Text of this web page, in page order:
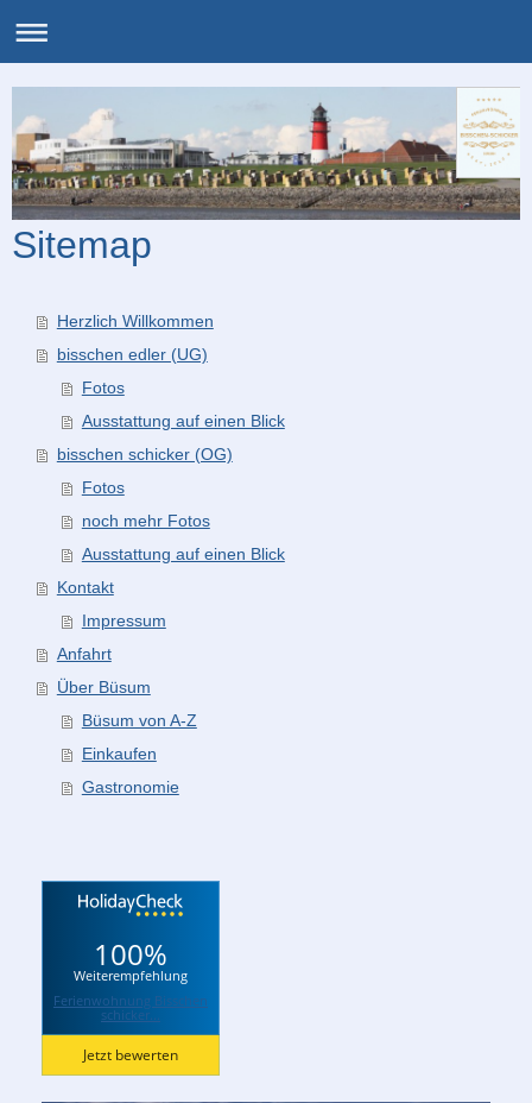
Sitemap
Herzlich Willkommen
bisschen edler (UG)
Fotos
Ausstattung auf einen Blick
bisschen schicker (OG)
Fotos
noch mehr Fotos
Ausstattung auf einen Blick
Kontakt
Impressum
Anfahrt
Über Büsum
Büsum von A-Z
Einkaufen
Gastronomie
100%
Weiterempfehlung
Ferienwohnung Bisschen
schicker...
Jetzt bewerten